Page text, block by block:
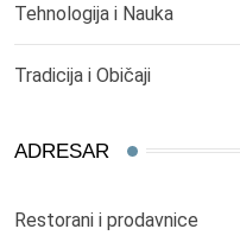
Tehnologija i Nauka
Tradicija i Običaji
ADRESAR
Restorani i prodavnice